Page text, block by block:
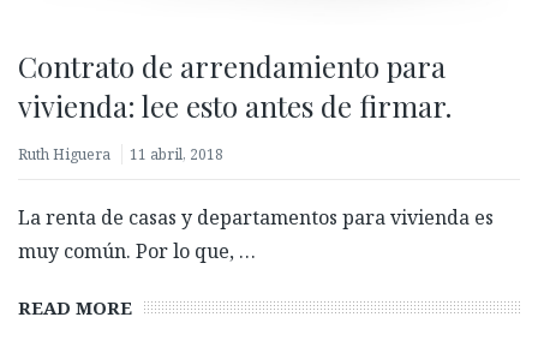
Contrato de arrendamiento para
vivienda: lee esto antes de firmar.
Ruth Higuera 11 abril, 2018
La renta de casas y departamentos para vivienda es
muy común. Por lo que, …
READ MORE